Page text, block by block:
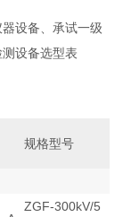
设备、承试一级
设备选型表
规格型号
ZGF-300kV/5